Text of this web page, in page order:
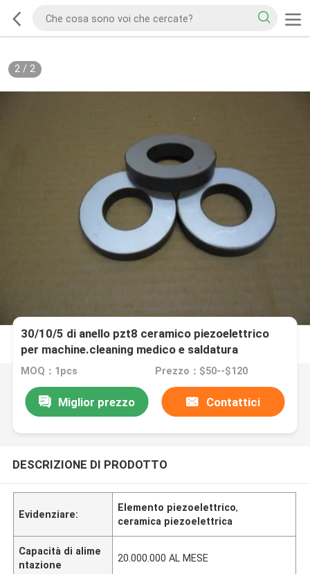
2/ 2
30/10/5 di anello pzt8 ceramico piezoelettrico
per machine.cleaning medico e saldatura
MOQ：1pcs Prezzo：$50--$120
Miglior prezzo Contattici
DESCRIZIONE DI PRODOTTO
Evidenziare:
Elemento piezoelettrico,
ceramica piezoelettrica
Capacità di alime
ntazione
20.000.000 AL MESE